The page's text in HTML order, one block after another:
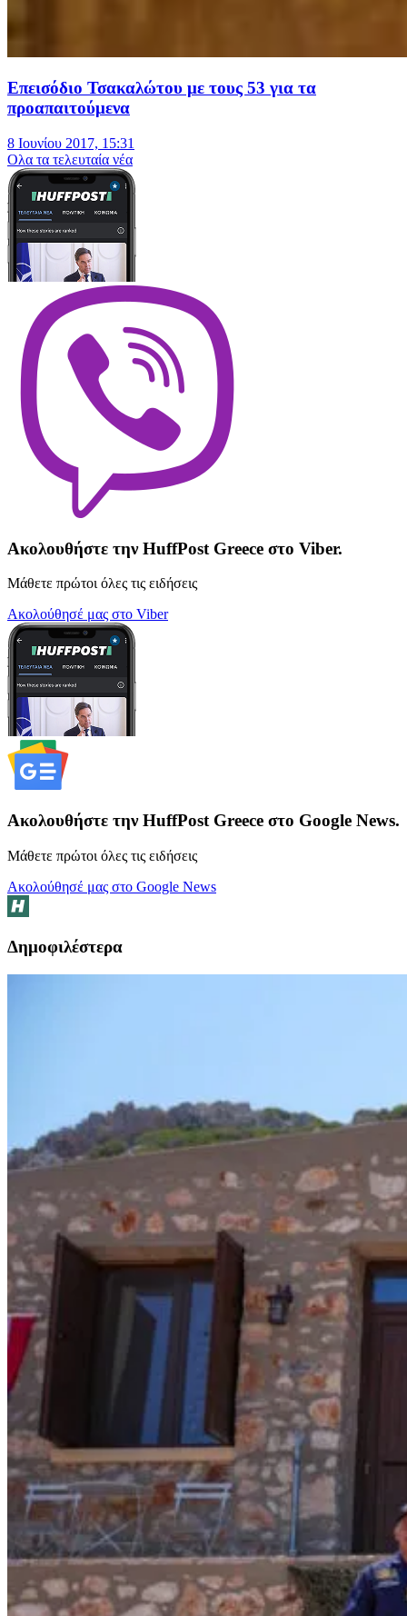
Επεισόδιο Τσακαλώτου με τους 53 για τα
προαπαιτούμενα
8 Ιουνίου 2017, 15:31
Oλα τα τελευταία νέα
Ακολουθήστε την HuffPost Greece στο Viber.
Μάθετε πρώτοι όλες τις ειδήσεις
Ακολούθησέ μας στο Viber
Ακολουθήστε την HuffPost Greece στο Google News.
Μάθετε πρώτοι όλες τις ειδήσεις
Ακολούθησέ μας στο Google News
Δημοφιλέστερα